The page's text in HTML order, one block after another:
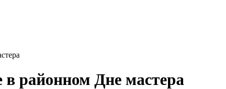
районном Дне мастера